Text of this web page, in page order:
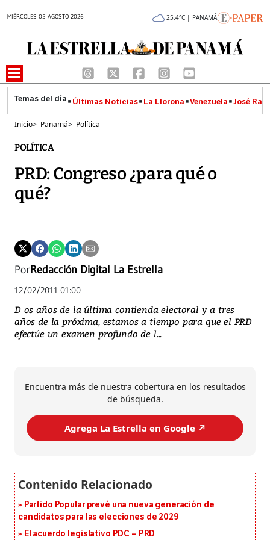
MIÉRCOLES 05 AGOSTO 2026 25.4°C | PANAMÁ
Últimas Noticias La Llorona Venezuela José
Inicio> Panamá> Política
POLÍTICA
PRD: Congreso ¿para qué o
qué?
PorRedacción Digital La Estrella
12/02/2011 01:00
D os años de la última contienda electoral y a tres
años de la próxima, estamos a tiempo para que el PRD
efectúe un examen profundo de l...
Encuentra más de nuestra cobertura en los resultados
de búsqueda.
Agrega La Estrella en Google ↗️
Partido Popular prevé una nueva generación de
candidatos para las elecciones de 2029
El acuerdo legislativo PDC – PRD